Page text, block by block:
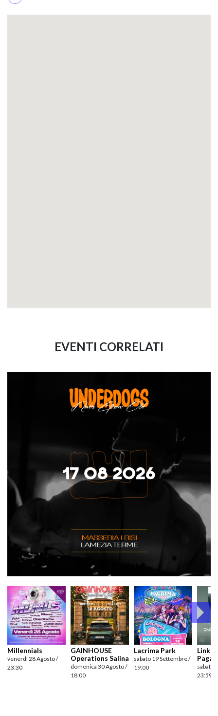
EVENTI CORRELATI
Millennials
venerdì 28 Agosto /
23:30
GAINHOUSE
Operations Salina
domenica 30 Agosto /
18:00
Lacrima Park
sabato 19 Settembre /
19:00
Link
sabato
23:59